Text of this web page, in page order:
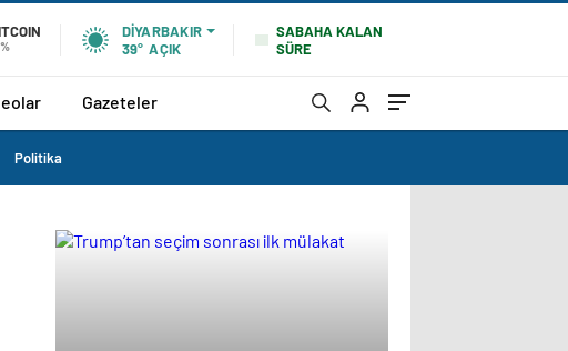
DIYARBAKIR
39° AÇIK
SABAHA KALAN
SÜRE
Gazeteler
Politika